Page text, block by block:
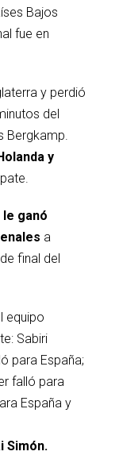
Bajos
fue en
y perdió
del
Bergkamp.
y
le ganó
a
final del
equipo
Sabiri
para España;
falló para
España y
Simón.